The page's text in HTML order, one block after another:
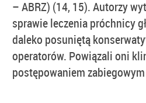
– ABRZ) (14, 15). Autorzy
sprawie leczenia próchnicy
daleko posuniętą
operatorów. Powiązali oni
postępowaniem